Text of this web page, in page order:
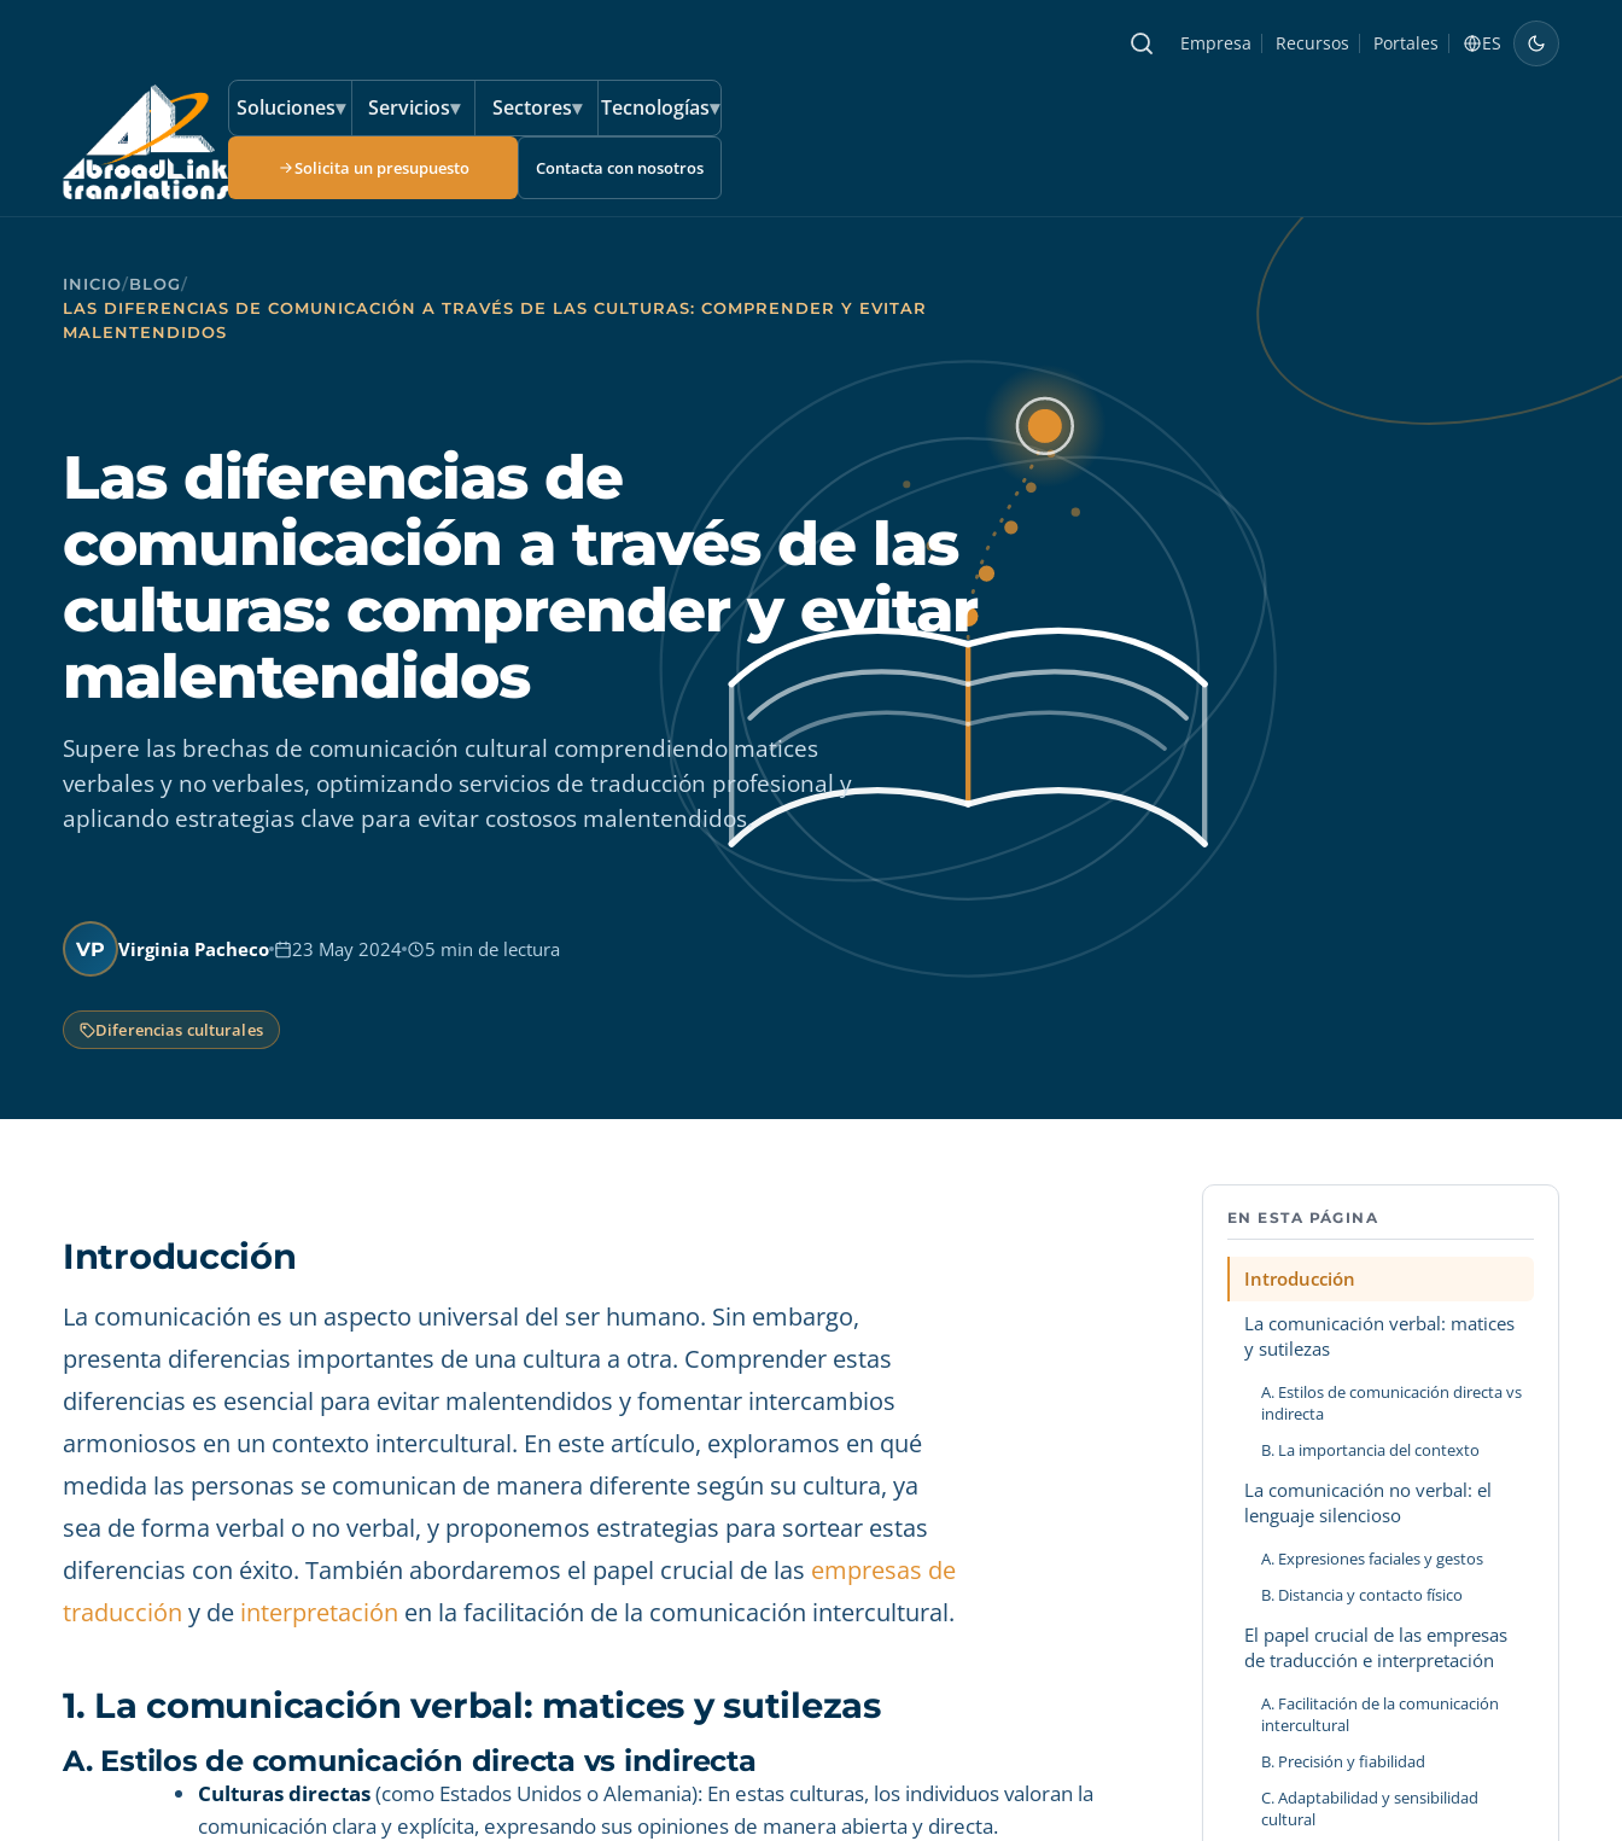
Empresa Recursos Portales ES
Soluciones▾ Servicios▾ Sectores▾ Tecnologías▾
Solicita un presupuesto Contacta con nosotros
INICIO/BLOG/
LAS DIFERENCIAS DE COMUNICACIÓN A TRAVÉS DE LAS CULTURAS: COMPRENDER Y EVITAR
MALENTENDIDOS
Las diferencias de
comunicación a través de las
culturas: comprender y evitar
malentendidos
Supere las brechas de comunicación cultural comprendiendo matices
verbales y no verbales, optimizando servicios de traducción profesional y
aplicando estrategias clave para evitar costosos malentendidos.
VP Virginia Pacheco 23 May 2024 5 min de lectura
Diferencias culturales
Introducción
La comunicación es un aspecto universal del ser humano. Sin embargo,
presenta diferencias importantes de una cultura a otra. Comprender estas
diferencias es esencial para evitar malentendidos y fomentar intercambios
armoniosos en un contexto intercultural. En este artículo, exploramos en qué
medida las personas se comunican de manera diferente según su cultura, ya
sea de forma verbal o no verbal, y proponemos estrategias para sortear estas
diferencias con éxito. También abordaremos el papel crucial de las empresas de
traducción y de interpretación en la facilitación de la comunicación intercultural.
1. La comunicación verbal: matices y sutilezas
A. Estilos de comunicación directa vs indirecta
Culturas directas(como Estados Unidos o Alemania): En estas culturas, los individuos valoran la
comunicación clara y explícita, expresando sus opiniones de manera abierta y directa.
EN ESTA PÁGINA
Introducción
La comunicación verbal: matices
y sutilezas
A. Estilos de comunicación directa vs
indirecta
B. La importancia del contexto
La comunicación no verbal: el
lenguaje silencioso
A. Expresiones faciales y gestos
B. Distancia y contacto físico
El papel crucial de las empresas
de traducción e interpretación
A. Facilitación de la comunicación
intercultural
B. Precisión y fiabilidad
C. Adaptabilidad y sensibilidad
cultural